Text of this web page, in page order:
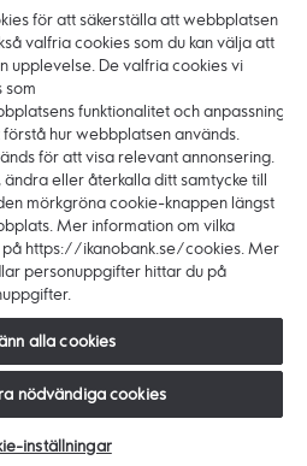
Bank. Alla rättigheter
516406-0922.
Huvudkontor: Hyllie
32 Malmö, Sverige.
för att säkerställa att webbplatsen
valfria cookies som du kan välja att
upplevelse. De valfria cookies vi
som
funktionalitet och anpassning.
hur webbplatsen används.
för att visa relevant annonsering.
ändra eller återkalla ditt samtycke till
mörkgröna cookie-knappen längst
Mer information om vilka
på https://ikanobank.se/cookies. Mer
personuppgifter hittar du på
alla cookies
nödvändiga cookies
inställningar